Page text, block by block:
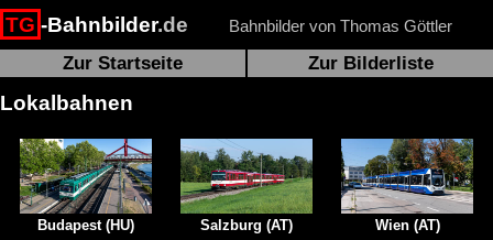
TG -Bahnbilder.de Bahnbilder von Thomas Göttler
Zur Startseite Zur Bilderliste
Lokalbahnen
Budapest (HU) Salzburg (AT) Wien (AT)